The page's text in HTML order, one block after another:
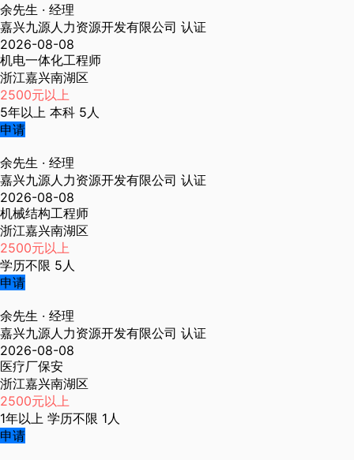
余先生 · 经理
嘉兴九源人力资源开发有限公司 认证
2026-08-08
机电一体化工程师
浙江嘉兴南湖区
2500元以上
5年以上 本科 5人
申请
余先生 · 经理
嘉兴九源人力资源开发有限公司 认证
2026-08-08
机械结构工程师
浙江嘉兴南湖区
2500元以上
学历不限 5人
申请
余先生 · 经理
嘉兴九源人力资源开发有限公司 认证
2026-08-08
医疗厂保安
浙江嘉兴南湖区
2500元以上
1年以上 学历不限 1人
申请